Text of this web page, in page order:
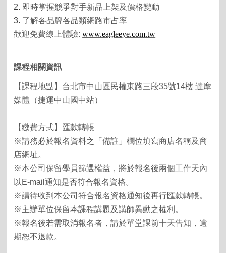
2. 即時掌握競爭對手新品上架及價格變動
3. 了解各品牌各品類網路市占率
歡迎免費線上體驗: www.eagleeye.com.tw
課程相關資訊
【課程地點】台北市中山區民權東路三段35號14樓 達摩
媒體（捷運中山國中站）
【繳費方式】匯款轉帳
※請務必於報名資料之「備註」欄位填寫商店名稱及商
店網址。
※本公司保留學員篩選權益，將於報名後兩個工作天內
以E-mail通知是否符合報名資格。
※請待收到本公司符合報名資格通知後再行匯款轉帳。
※主辦單位保留本課程講題及講師異動之權利。
※報名後若需取消報名者，請於單堂課前十天告知，逾
期恕不退款。